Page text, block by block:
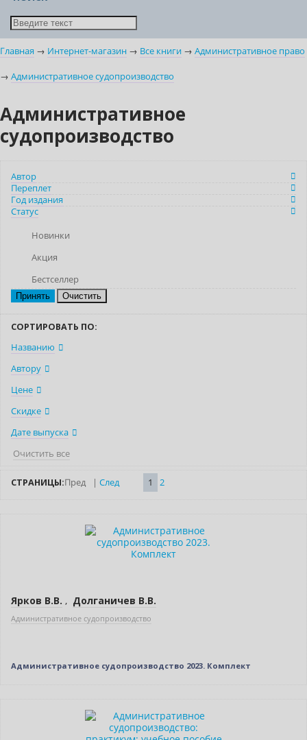
Главная → Интернет-магазин → Все книги → Административное право
→ Административное судопроизводство
Административное
судопроизводство
Автор
Переплет
Год издания
Статус
Новинки
Акция
Бестселлер
Очистить
СОРТИРОВАТЬ ПО:
Названию
Автору
Цене
Скидке
Дате выпуска
Очистить все
СТРАНИЦЫ:Пред | След 1 2
Ярков В.В. , Долганичев В.В.
Административное судопроизводство
Админиcтративное судопроизводство 2023. Комплект